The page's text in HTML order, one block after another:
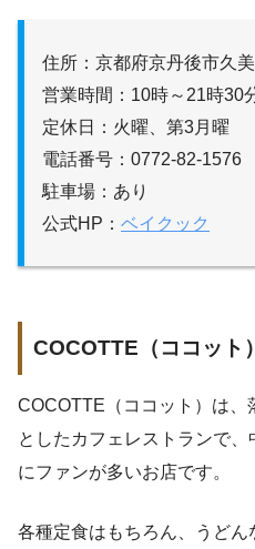
住所：京都府京丹後市久
営業時間：10時～21時30
定休日：火曜、第3月曜
電話番号：0772-82-1576
駐車場：あり
公式HP： ベイクック
COCOTTE（ココット）
COCOTTE（ココット）は
としたカフェレストランで
にファンが多いお店です。
各種定食はもちろん、うど